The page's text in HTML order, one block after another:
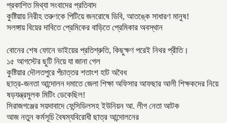
প্রকাশিত মিথ্যা সংবাদের প্রতিবাদ
কুষ্টিয়ায় নিরীহ তরুণকে পিটিয়ে জনরোষে ডিবি, আতঙ্কে সাধারণ মানুষ!
সলঙ্গায় বিয়ের দাবিতে প্রেমিকের বাড়িতে প্রেমিকার অবস্থান
বোনের শেষ ফোনে ভাইয়ের প্রতিশ্রুতি, কিছুক্ষণ পরেই নিথর প্রীতি।
১৫ আগস্টের ছুটি নিয়ে যা জানা গেল
কুষ্টিয়ার দৌলতপুরে পঁচাত্তর শতাংশ হাট অবৈধ
ছাত্র-জনতা আন্দোলন দমাতে জেলা শিক্ষা অফিসার আফছার আলী শিক্ষকদের নিয়ে
ষড়যন্ত্রমুলক মিটিং ডেকেছিল!
সিরাজগঞ্জের সয়দাবাদে ফেন্সিডিলসহ ইউনিয়ন আ. লীগ নেতা আটক
আজ নতুন কর্মসূচি বৈষম্যবিরোধী ছাত্র আন্দোলনের